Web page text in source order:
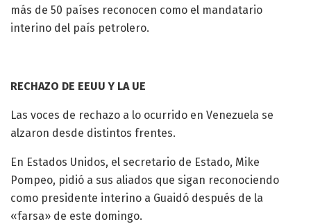
más de 50 países reconocen como el mandatario
interino del país petrolero.
RECHAZO DE EEUU Y LA UE
Las voces de rechazo a lo ocurrido en Venezuela se
alzaron desde distintos frentes.
En Estados Unidos, el secretario de Estado, Mike
Pompeo, pidió a sus aliados que sigan reconociendo
como presidente interino a Guaidó después de la
«farsa» de este domingo.